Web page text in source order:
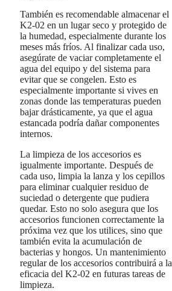
También es recomendable almacenar el
K2-02 en un lugar seco y protegido de
la humedad, especialmente durante los
meses más fríos. Al finalizar cada uso,
asegúrate de vaciar completamente el
agua del equipo y del sistema para
evitar que se congelen. Esto es
especialmente importante si vives en
zonas donde las temperaturas pueden
bajar drásticamente, ya que el agua
estancada podría dañar componentes
internos.
La limpieza de los accesorios es
igualmente importante. Después de
cada uso, limpia la lanza y los cepillos
para eliminar cualquier residuo de
suciedad o detergente que pudiera
quedar. Esto no solo asegura que los
accesorios funcionen correctamente la
próxima vez que los utilices, sino que
también evita la acumulación de
bacterias y hongos. Un mantenimiento
regular de los accesorios contribuirá a la
eficacia del K2-02 en futuras tareas de
limpieza.